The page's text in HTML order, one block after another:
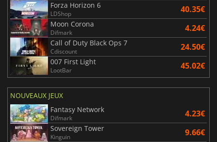
Forza Horizon 6
LDShop 40.35€
Moon Corona
Difmark 4.24€
Call of Duty Black Ops 7
Cdiscount 24.50€
007 First Light
LootBar 45.02€
NOUVEAUX JEUX
Fantasy Network
Difmark 4.23€
Sovereign Tower
Kinguin 9.66€